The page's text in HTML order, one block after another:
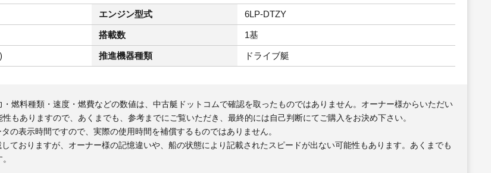
エンジン型式 6LP-DTZY
搭載数 1基
推進機器種類 ドライブ艇
燃料種類・速度・燃費などの数値は、中古艇ドットコムで確認を取ったものではありません。オーナー様からいただい
もありますので、あくまでも、参考までにご覧いただき、最終的には自己判断にてご購入をお決め下さい。
表示時間ですので、実際の使用時間を補償するものではありません。
おりますが、オーナー様の記憶違いや、船の状態により記載されたスピードが出ない可能性もあります。あくまでも